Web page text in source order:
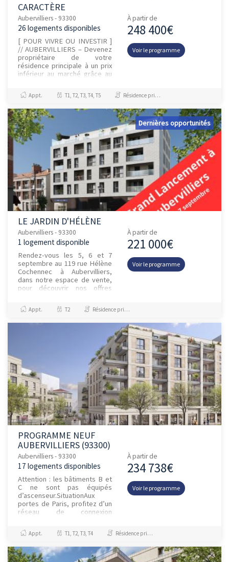
CARACTÈRE
Aubervilliers - 93300
26 logements disponibles
[ POUR VIVRE OU INVESTIR ]
// AUBERVILLIERS – Devenez
propriétaire de votre
résidence principale à un prix
inférieur au marché grâce au
de bénéficier d’une TVA à...
À partir de
248 400€
Voir le programme
Appt. T1, T2, T3, T4, T5 Résidence principale / PTZ
Dernières opportunités
LE JARDIN D'HÉLÈNE
Aubervilliers - 93300
1 logement disponible
Rendez-vous les 5, 6 et 7
septembre au 119 rue Hélène
Cochennec à Aubervilliers,
dans notre espace de vente,
pour découvrir nos offres
week-end, devenez p...
À partir de
221 000€
Voir le programme
Appt. T2 Résidence principale / PTZ, Investissement et Défiscalisation
PROGRAMME NEUF
AUBERVILLIERS (93300)
Aubervilliers - 93300
17 logements disponibles
Attention : les bâtiments B et
C ne sont pas équipés
d’ascenseur.SituationAux
portes de Paris, profitez d’un
réseau de connexion
:La résidence est située en
ple...
À partir de
234 738€
Voir le programme
Appt. T1, T2, T3, T4 Résidence principale / PTZ, Investissement et Défiscalisation